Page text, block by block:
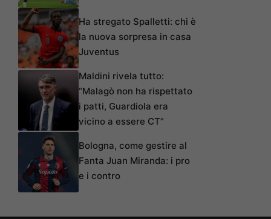
Ha stregato Spalletti: chi è
la nuova sorpresa in casa
Juventus
Maldini rivela tutto:
“Malagò non ha rispettato
i patti, Guardiola era
vicino a essere CT”
Bologna, come gestire al
Fanta Juan Miranda: i pro
e i contro